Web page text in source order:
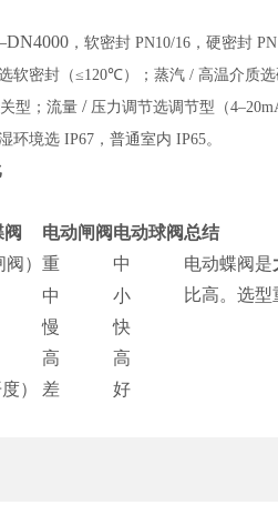
，软密封 PN10/16 ，硬密封
软密封（≤120℃）；蒸汽 / 高温介质
型；流量 / 压力调节选调节型（
环境选 IP67 ，普通室内 IP65。
电动闸阀电动球阀
） 重
中
中
小
慢
快
高
高
） 差 好
总结
电动蝶阀是
比高。选型